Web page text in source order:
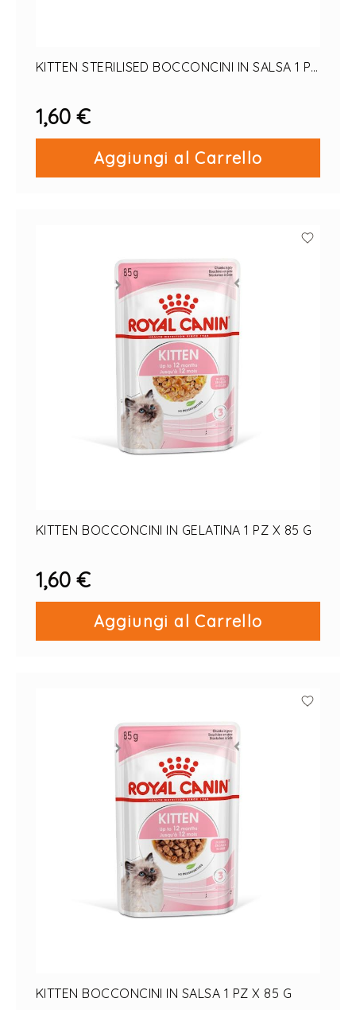
KITTEN STERILISED BOCCONCINI IN SALSA 1 PZ
1,60 €
Aggiungi al Carrello
KITTEN BOCCONCINI IN GELATINA 1 PZ X 85 G
1,60 €
Aggiungi al Carrello
KITTEN BOCCONCINI IN SALSA 1 PZ X 85 G